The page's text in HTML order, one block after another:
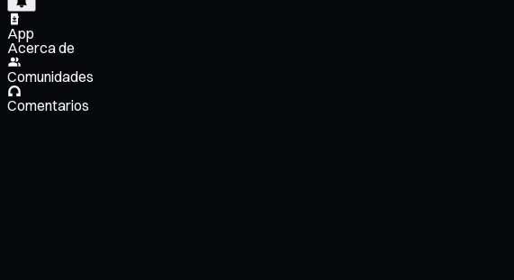
App
Acerca de
Comunidades
Comentarios